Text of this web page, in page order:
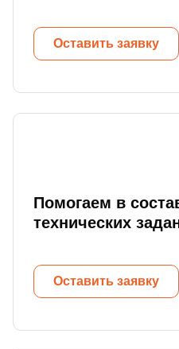
Оставить заявку
Помогаем в
технических
Оставить заявку